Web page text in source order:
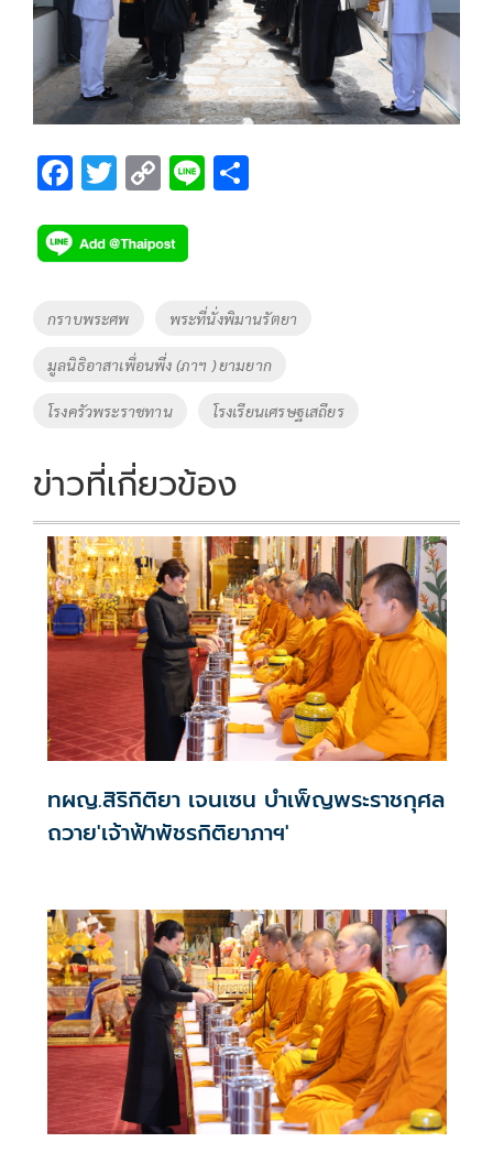
F
e
b
o
o
k
T
tt
er
C
p
y
Li
n
k
Li
Tags
กราบพระศพ พระที่นั่งพิมานรัตยา
มูลนิธิอาสาเพื่อนพึ่ง (ภาฯ ) ยามยาก
โรงครัวพระราชทาน โรงเรียนเศรษฐเสถียร
ข่าวที่เกี่ยวข้อง
ทผญ.สิริกิติยา เจนเซน บำเพ็ญพระราชกุศล
ถวาย'เจ้าฟ้าพัชรกิติยาภาฯ'